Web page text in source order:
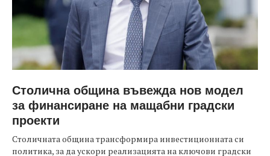
Столична община въвежда нов модел
за финансиране на мащабни градски
проекти
Столичната община трансформира инвестиционната си
политика, за да ускори реализацията на ключови градски